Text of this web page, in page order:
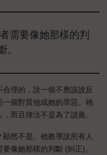
需要像她那樣的判
。
理的，說一個不應該說反
個對質他或她的罪惡。祂
而且律法不是為了譴責。
然不是。祂教導說所有人
像她那樣的判斷 (糾正)。